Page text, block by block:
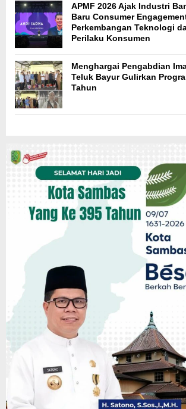
APMF 2026 Ajak Industri
Baru Consumer
Perkembangan Teknologi
Perilaku Konsumen
Menghargai Pengabdian
Teluk Bayur Gulirkan
Tahun